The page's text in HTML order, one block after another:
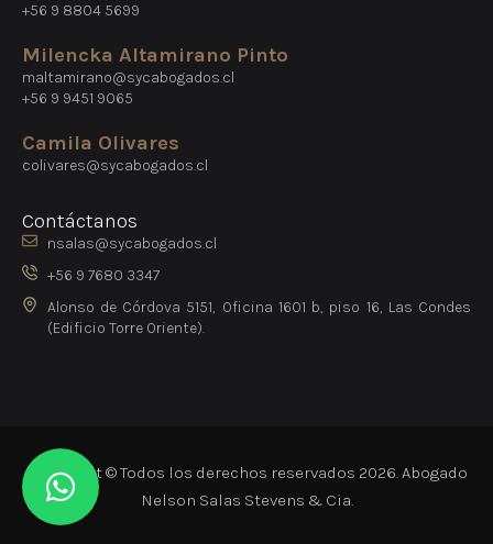
+56 9 8804 5699
Milencka Altamirano Pinto
maltamirano@sycabogados.cl
+56 9 9451 9065
Camila Olivares
colivares@sycabogados.cl
Contáctanos
nsalas@sycabogados.cl
+56 9 7680 3347
Alonso de Córdova 5151, Oficina 1601 b, piso 16, Las Condes
(Edificio Torre Oriente).
Copyright © Todos los derechos reservados 2026. Abogado
Nelson Salas Stevens & Cia.